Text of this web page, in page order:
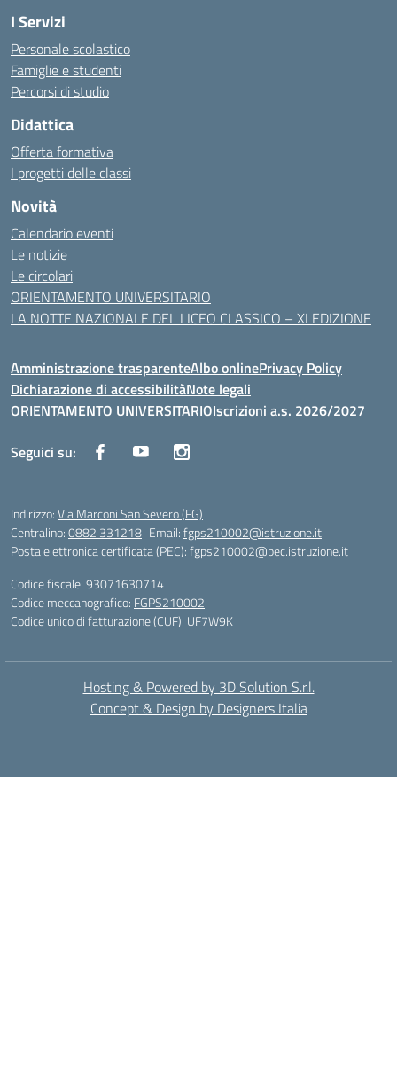
I Servizi
Personale scolastico
Famiglie e studenti
Percorsi di studio
Didattica
Offerta formativa
I progetti delle classi
Novità
Calendario eventi
Le notizie
Le circolari
ORIENTAMENTO UNIVERSITARIO
LA NOTTE NAZIONALE DEL LICEO CLASSICO – XI EDIZIONE
Amministrazione trasparenteAlbo onlinePrivacy Policy
Dichiarazione di accessibilitàNote legali
ORIENTAMENTO UNIVERSITARIOIscrizioni a.s. 2026/2027
Seguici su:
Indirizzo:Via Marconi San Severo (FG)
Centralino:0882 331218 Email:fgps210002@istruzione.it
Posta elettronica certificata (PEC):fgps210002@pec.istruzione.it
Codice fiscale: 93071630714
Codice meccanografico: FGPS210002
Codice unico di fatturazione (CUF): UF7W9K
Hosting & Powered by 3D Solution S.r.l.
Concept & Design by Designers Italia